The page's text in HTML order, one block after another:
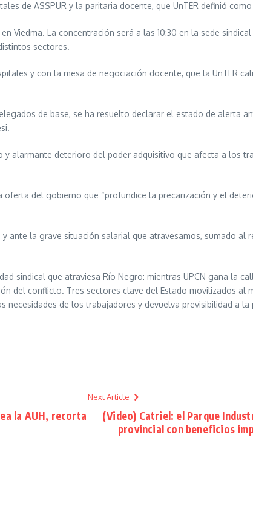
de ASSPUR y la paritaria docente, que UnTER definió
Viedma. La concentración será a las 10:30 en la sede
sectores.
y con la mesa de negociación docente, que la UnTER
de base, se ha resuelto declarar el estado de alerta
alarmante deterioro del poder adquisitivo que afecta a los
oferta del gobierno que “profundice la precarización y el
ante la grave situación salarial que atravesamos, sumado
sindical que atraviesa Río Negro: mientras UPCN gana la
del conflicto. Tres sectores clave del Estado movilizados al
de los trabajadores y devuelva previsibilidad a la
la AUH, recorta
Next Article
(Video) Catriel: el Parque
provincial con beneficios